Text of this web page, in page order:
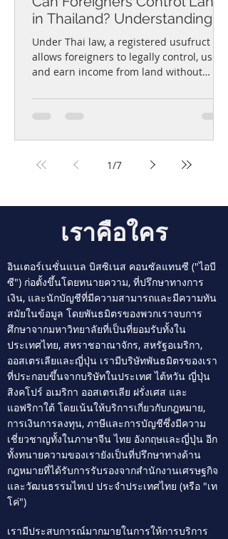
in Thailand? Understanding
Usufruct Rights in Thailand外
國人能否在泰國控制土地？了
解泰國用益權
Under Thai law, a registered usufruct
allows foreigners to legally control, use,
and earn income from land without
up to 30 years or for life, but corporate
entities are limited to 30-year terms. To
must be registered on the title deed.
the holder's death.
1/7
เราคือใคร
อินเตอร์เนชั่นแนล บิสซิเนส คอนซัลแทนซี ("ไอบี
ซี") ก่อตั้งขึ้นโดยทนายความ, ที่ปรึกษาทางการ
เงิน, และนักบัญชีที่มีความสามารถและมีความทัน
สมัยในข้อมูล โดยพันธมิตรของพวกเราจบการ
ศึกษาจากมหาวิทยาลัยที่เป็นที่ยอมรับทั้งใน
ประเทศไทย, สหราชอาณาจักร, สหรัฐอเมริกา,
ออสเตรเลียและญี่ปุ่น เรามีบริษัทพันธมิตรของเรา
ที่ประกอบขึ้นจากบริษัทในประเทศ ไต้หวัน ญี่ปุ่น
สิงคโปร์ อเมริกา ออสเตรเลีย ฝรั่งเศส และ
แอฟริกาใต้ โดยเน้นให้บริการเกี่ยวกับกฎหมาย,
การเงินการลงทุน, ภาษีและการบัญชีซึ่งมีความ
เชี่ยวชาญทั้งในภาษาจีน ไทย อังกฤษและญี่ปุ่น อีก
ทั้งทนายความของเรายังเป็นที่ปรึกษาทางด้าน
กฎหมายที่ได้รับการรับรองจากสำนักงานเศรษฐกิจ
และวัฒนธรรมไทเป ประจำประเทศไทย (หรือ "เท
โค่")
เรามีประสบการณ์มากมายในการให้การบริการ